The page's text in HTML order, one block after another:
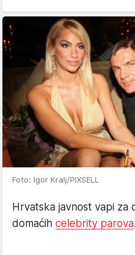
Foto: Igor Kralj/PIXSELL
Hrvatska javnost vapi za
domaćih celebrity parova.